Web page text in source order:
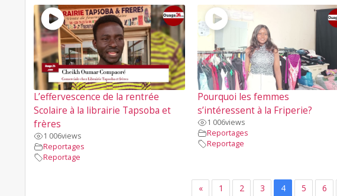
L’effervescence de la rentrée
Scolaire à la librairie Tapsoba et
frères
1 006views
Reportages
Reportage
Pourquoi les femmes
s’intéressent à la Friperie?
1 006views
Reportages
Reportage
« 1 2 3 4 5 6